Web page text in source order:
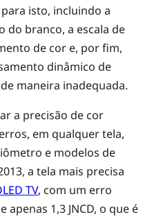
isto, incluindo a
do branco, a escala de
de cor e, por fim,
dinâmico de
maneira inadequada.
a precisão de cor
em qualquer tela,
e modelos de
a tela mais precisa
TV, com um erro
1,3 JNCD, o que é